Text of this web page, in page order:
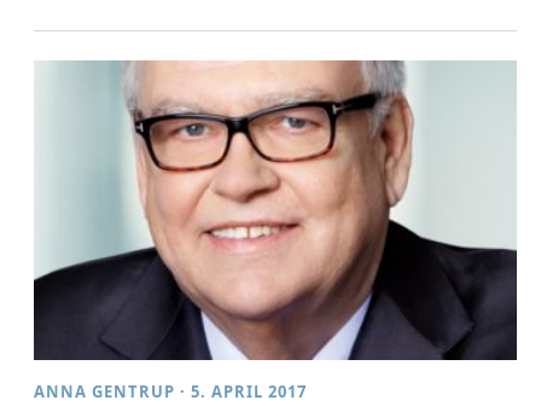
ANNA GENTRUP ·5. APRIL 2017